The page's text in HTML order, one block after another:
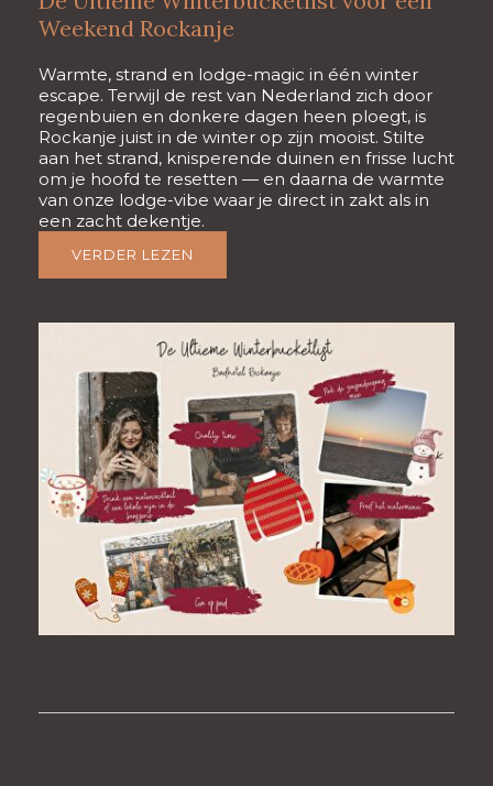
Weekend Rockanje
Warmte, strand en lodge-magic in één winter
escape. Terwijl de rest van Nederland zich door
regenbuien en donkere dagen heen ploegt, is
Rockanje juist in de winter op zijn mooist. Stilte
aan het strand, knisperende duinen en frisse lucht
om je hoofd te resetten — en daarna de warmte
van onze lodge-vibe waar je direct in zakt als in
een zacht dekentje.
VERDER LEZEN